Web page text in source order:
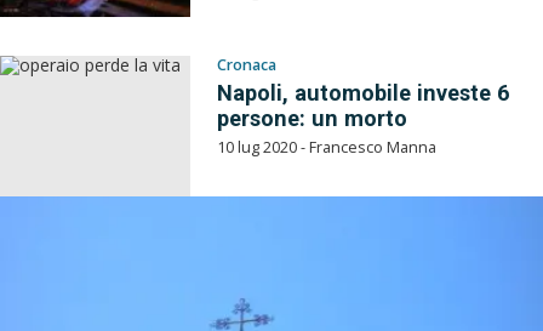
Cronaca
Napoli, automobile investe 6
persone: un morto
10 lug 2020 - Francesco Manna